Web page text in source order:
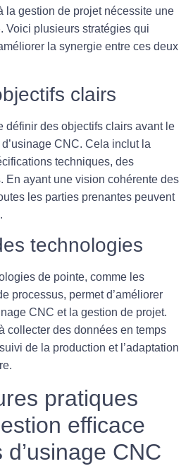
la gestion de projetnécessite une
Voici plusieurs stratégies qui
la synergie entre ces deux
clairs
définir des objectifs clairs avant le
d’usinage CNC. Cela inclut la
techniques, des
En ayant une vision cohérente des
les parties prenantes peuvent
technologies
de pointe, comme les
processus, permet d’améliorer
CNC et la gestion de projet.
collecter des données en temps
de la production et l’adaptation
pratiques
efficace
CNC